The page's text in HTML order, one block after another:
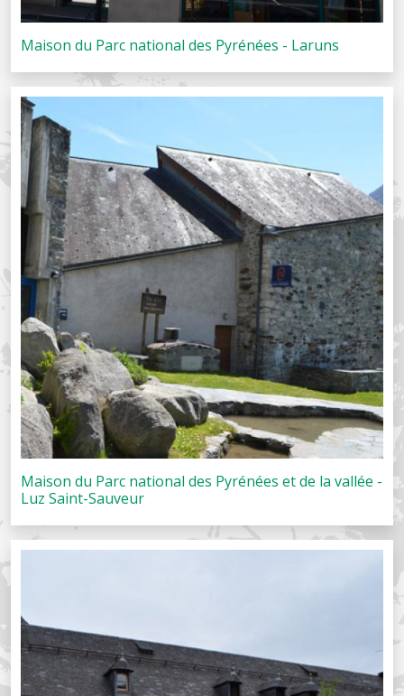
Maison du Parc national des Pyrénées - Laruns
Maison du Parc national des Pyrénées et de la vallée -
Luz Saint-Sauveur